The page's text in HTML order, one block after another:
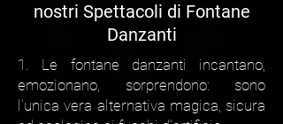
nostri Spettacoli di Fontane
Danzanti
1. Le fontane danzanti incantano,
emozionano, sorprendono: sono
l’unica vera alternativa magica, sicura